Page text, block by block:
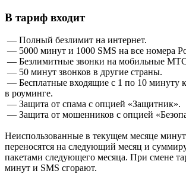
В тариф входит
— Полный безлимит на интернет.
— 5000 минут и 1000 SMS на все номера
— Безлимитные звонки на мобильные
— 50 минут звонков в другие страны.
— Бесплатные входящие с 1 по 10 минуту
в роуминге.
— Защита от спама с опцией «Защитник».
— Защита от мошенников с опцией
Неиспользованные в текущем месяце
переносятся на следующий месяц и
пакетами следующего месяца. При смене
минут и SMS сгорают.